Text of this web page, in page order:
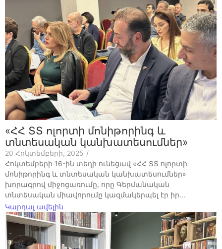
«ՀՀ ՏՏ ոլորտի մոնիթորինգ և
տնտեսական կանխատեսումներ»
20 Հոկտեմբերի, 2025 /
Հոկտեմբերի 16-ին տեղի ունեցավ «ՀՀ ՏՏ ոլորտի
մոնիթորինգ և տնտեսական կանխատեսումներ»
խորագրով միջոցառումը, որը Գերմանական
տնտեսական միավորումը կազմակերպել էր իր...
Կարդալ ավելին